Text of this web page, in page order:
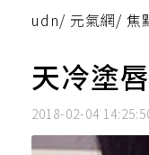
udn/ 元氣網/ 焦
天冷塗
2018-02-04